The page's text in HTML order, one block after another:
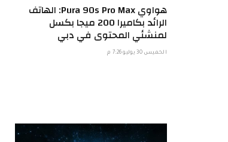
هواوي Pura 90s Pro Max: الهاتف
الرائد بكاميرا 200 ميجا بكسل
لمنشئي المحتوى في دبي
الخميس 30 يوليو 7:26 م